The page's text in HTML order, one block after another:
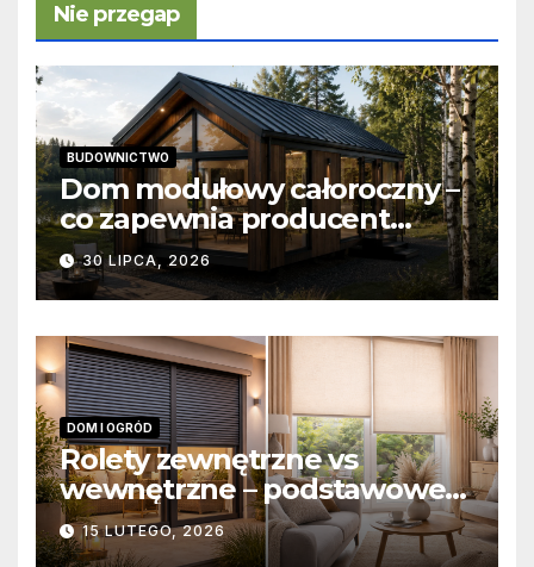
Nie przegap
BUDOWNICTWO
Dom modułowy całoroczny –
co zapewnia producent
domów modułowych?
30 LIPCA, 2026
DOM I OGRÓD
Rolety zewnętrzne vs
wewnętrzne – podstawowe
różnice konstrukcyjne i
funkcjonalne
15 LUTEGO, 2026